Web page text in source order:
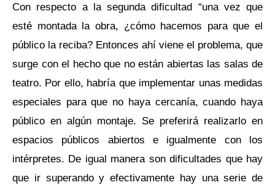
Con respecto a la segunda dificultad “una vez que
esté montada la obra, ¿cómo hacemos para que el
público la reciba? Entonces ahí viene el problema, que
surge con el hecho que no están abiertas las salas de
teatro. Por ello, habría que implementar unas medidas
especiales para que no haya cercanía, cuando haya
público en algún montaje. Se preferirá realizarlo en
espacios públicos abiertos e igualmente con los
intérpretes. De igual manera son dificultades que hay
que ir superando y efectivamente hay una serie de